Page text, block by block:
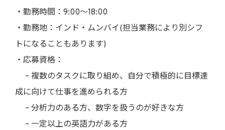
・勤務時間：9:00〜18:00
・勤務地：インド・ムンバイ(担当業務により別シフ
トになることもあります)
・応募資格：
– 複数のタスクに取り組め、自分で積極的に目標達
成に向けて仕事を進められる方
– 分析力のある方、数字を扱うのが好きな方
– 一定以上の英語力がある方